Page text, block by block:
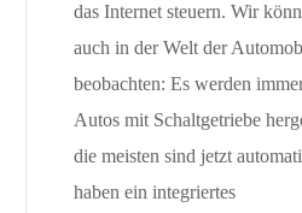
das Internet steuern. Wir
auch in der Welt der
beobachten: Es werden
Autos mit Schaltgetriebe
die meisten sind jetzt
haben ein integriertes